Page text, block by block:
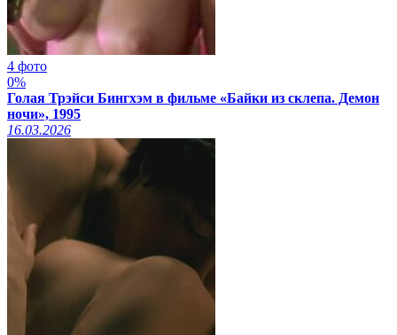
4 фото
0%
Голая Трэйси Бингхэм в фильме «Байки из склепа. Демон
ночи», 1995
16.03.2026